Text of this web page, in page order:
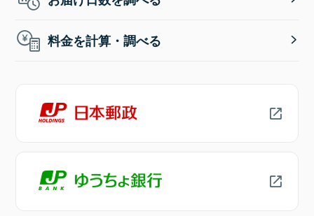
料金を計算・調べる